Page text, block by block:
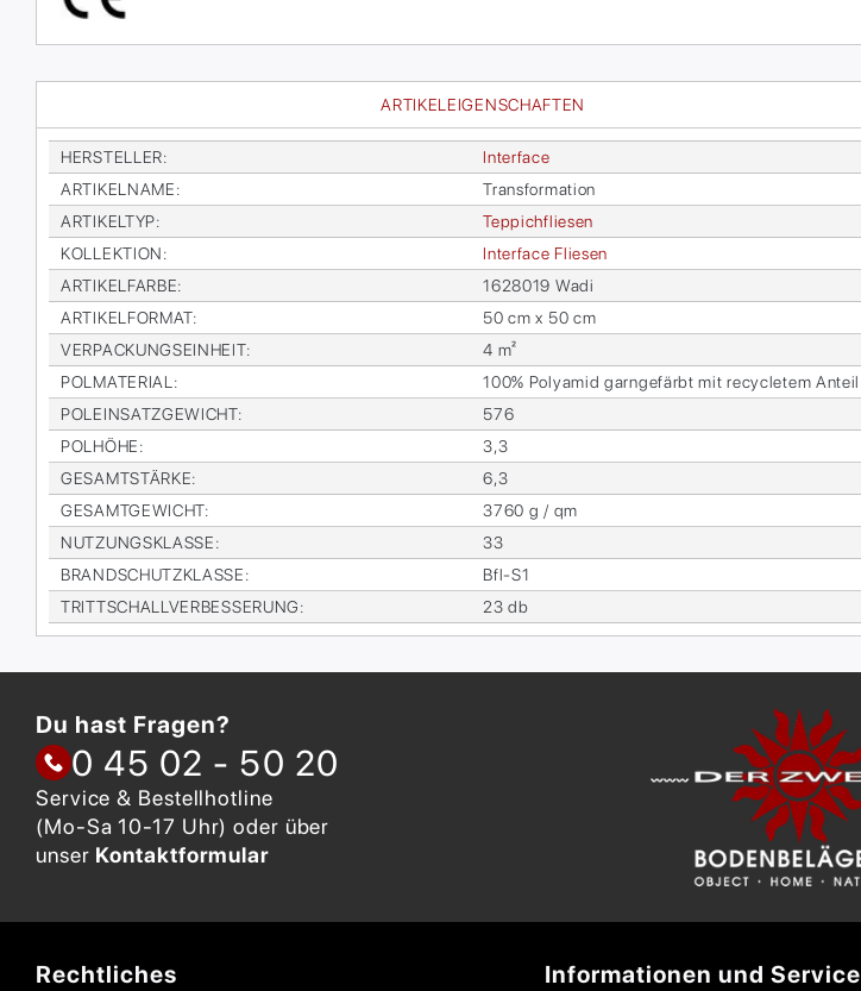
ARTIKELEIGENSCHAFTEN
HER­STEL­LER:
In­ter­face
AR­TI­KEL­NA­ME:
Trans­for­ma­ti­on
AR­TI­KEL­TYP:
Tep­pich­flie­sen
KOL­LEK­TI­ON:
In­ter­face Flie­sen
AR­TI­KEL­FAR­BE:
1628019 Wadi
AR­TI­KEL­FOR­MAT:
50 cm x 50 cm
VER­PA­CKUNGS­EIN­HEIT:
4 m²
POL­MA­TE­RI­AL:
100% Po­ly­amid garn­ge­färbt mit re­cy­cle­tem An­teil
POL­EIN­SATZ­GE­WICHT:
576
POL­HÖ­HE:
3,3
GE­SAMT­STÄR­KE:
6,3
GE­SAMT­GE­WICHT:
3760 g / qm
NUT­ZUNGS­KLAS­SE:
33
BRAND­SCHUTZ­KLAS­SE:
Bfl-S1
TRITT­SCHALL­VER­BES­SE­RUNG: 23 db
Du hast Fragen?
0 45 02 - 50 20
Service & Bestellhotline
(Mo-Sa 10-17 Uhr) oder über
unser Kontaktformular
Rechtliches Informationen und Service